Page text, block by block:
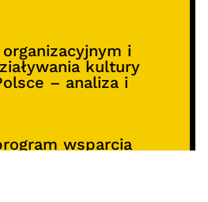
i
kultury
– analiza i
wsparcia